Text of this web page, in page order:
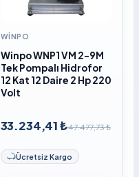
WINPO
Winpo WNP1 VM 2-9M
Tek Pompalı Hidrofor
12 Kat 12 Daire 2 Hp 220
Volt
33.234,41 ₺47.477,73 ₺
Ücretsiz Kargo